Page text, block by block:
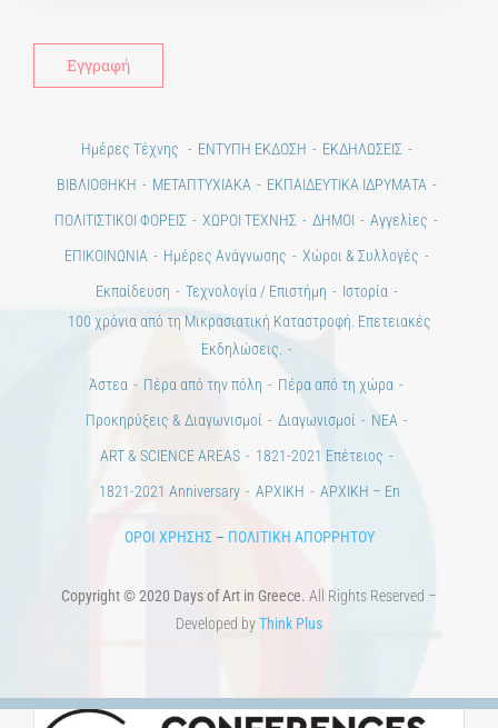
Ημέρες Τέχνης ΕΝΤΥΠΗ ΕΚΔΟΣΗ
ΕΚΔΗΛΩΣΕΙΣ
ΒΙΒΛΙΟΘΗΚΗ
ΜΕΤΑΠΤΥΧΙΑΚΑ
ΕΚΠΑΙΔΕΥΤΙΚΑ ΙΔΡΥΜΑΤΑ
ΠΟΛΙΤΙΣΤΙΚΟΙ ΦΟΡΕΙΣ
ΧΩΡΟΙ ΤΕΧΝΗΣ ΔΗΜΟΙ
Αγγελίες
ΕΠΙΚΟΙΝΩΝΙΑ
Ημέρες Ανάγνωσης
Χώροι & Συλλογές
Εκπαίδευση
Τεχνολογία / Επιστήμη
Ιστορία
100 χρόνια από τη Μικρασιατική Καταστροφή. Επετειακές
Εκδηλώσεις.
Άστεα
Πέρα από την πόλη
Πέρα από τη χώρα
Προκηρύξεις & Διαγωνισμοί
Διαγωνισμοί
ΝΕΑ
ART & SCIENCE AREAS
1821-2021 Επέτειος
1821-2021 Anniversary
ΑΡΧΙΚΗ ΑΡΧΙΚΗ – En
ΟΡΟΙ ΧΡΗΣΗΣ– ΠΟΛΙΤΙΚΗ ΑΠΟΡΡΗΤΟΥ
Copyright © 2020 Days of Art in Greece. All Rights Reserved –
Developed byThink Plus